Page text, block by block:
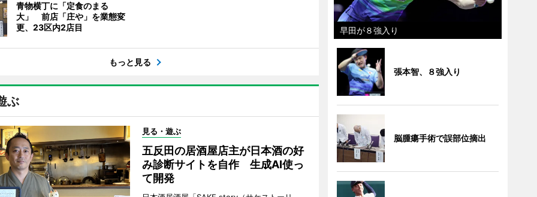
青物横丁に「定食のまる
大」 前店「庄や」を業態変
更、23区内2店目
もっと見る
ぶ
見る・遊ぶ
五反田の居酒屋店主が日本酒の好
み診断サイトを自作 生成AI使っ
て開発
早田が８強入り
張本智、８強入り
脳腫瘍手術で誤部位摘出